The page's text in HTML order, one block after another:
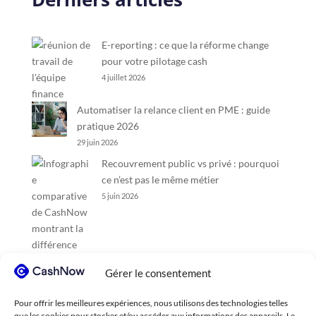
Gérer le consentement
Pour offrir les meilleures expériences, nous utilisons des technologies telles
E-reporting : ce que la réforme change
pour votre pilotage cash
4 juillet 2026
Automatiser la relance client en PME : guide
pratique 2026
29 juin 2026
Recouvrement public vs privé : pourquoi
ce n’est pas le même métier
5 juin 2026